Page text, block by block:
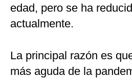
edad, pero se ha
actualmente.
La principal razón es
más aguda de la